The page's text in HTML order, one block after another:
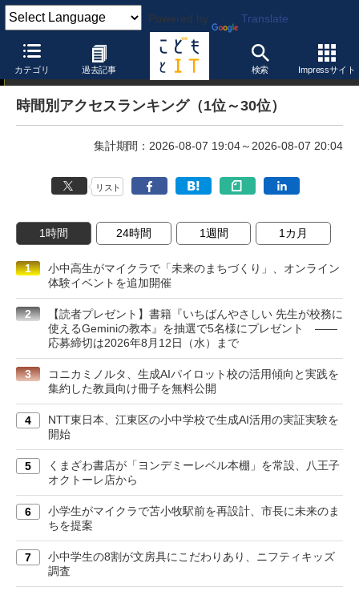
Powered by Translate
カテゴリ 過去記事 検索 Impressサイト
アクセスランキング
時間別アクセスランキング（1位～30位）
集計期間：2026-08-07 19:04～2026-08-07 20:04
リスト
1時間 24時間 1週間 1カ月
1
小中高生がマイクラで「未来のまちづくり」、オンライン
体験イベントを追加開催
2
【読者プレゼント】書籍『いちばんやさしい 先生が校務に
使えるGeminiの教本』を抽選で5名様にプレゼント ――
応募締切は2026年8月12日（水）まで
3
コニカミノルタ、生成AIパイロット校の活用傾向と実践を
集約した教員向け冊子を無料公開
4
NTT東日本、江東区の小中学校で生成AI活用の実証実験を
開始
5
くまざわ書店が「ヨンデミーレベル本棚」を常設、八王子
オクトーレ店から
6
小学生がマイクラで苫小牧駅前を再設計、市長に未来のま
ちを提案
7
小中学生の8割が文房具にこだわりあり、ニフティキッズ
調査